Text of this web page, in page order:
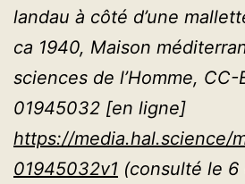
landau à côté d’une
ca 1940, Maison
sciences de l’Homme,
01945032 [en ligne]
https://media.hal.science/
01945032v1 (consulté le